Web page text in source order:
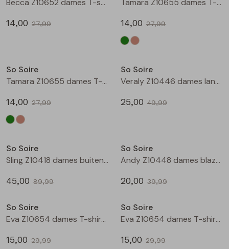
Becca Z10652 dames T-shirt km Army
14,00 27,99
Tamara Z10655 dames T-shirt km Army
14,00 27,99
So Soire
Tamara Z10655 dames T-shirt km Taupe
14,00 27,99
So Soire
Veraly Z10446 dames lange broek Wit
25,00 49,99
So Soire
Sling Z10418 dames buiten jack Groen mos
45,00 89,99
So Soire
Andy Z10448 dames blazer/jasje Ecru
20,00 39,99
So Soire
Eva Z10654 dames T-shirt km Army
15,00 29,99
So Soire
Eva Z10654 dames T-shirt km Taupe
15,00 29,99